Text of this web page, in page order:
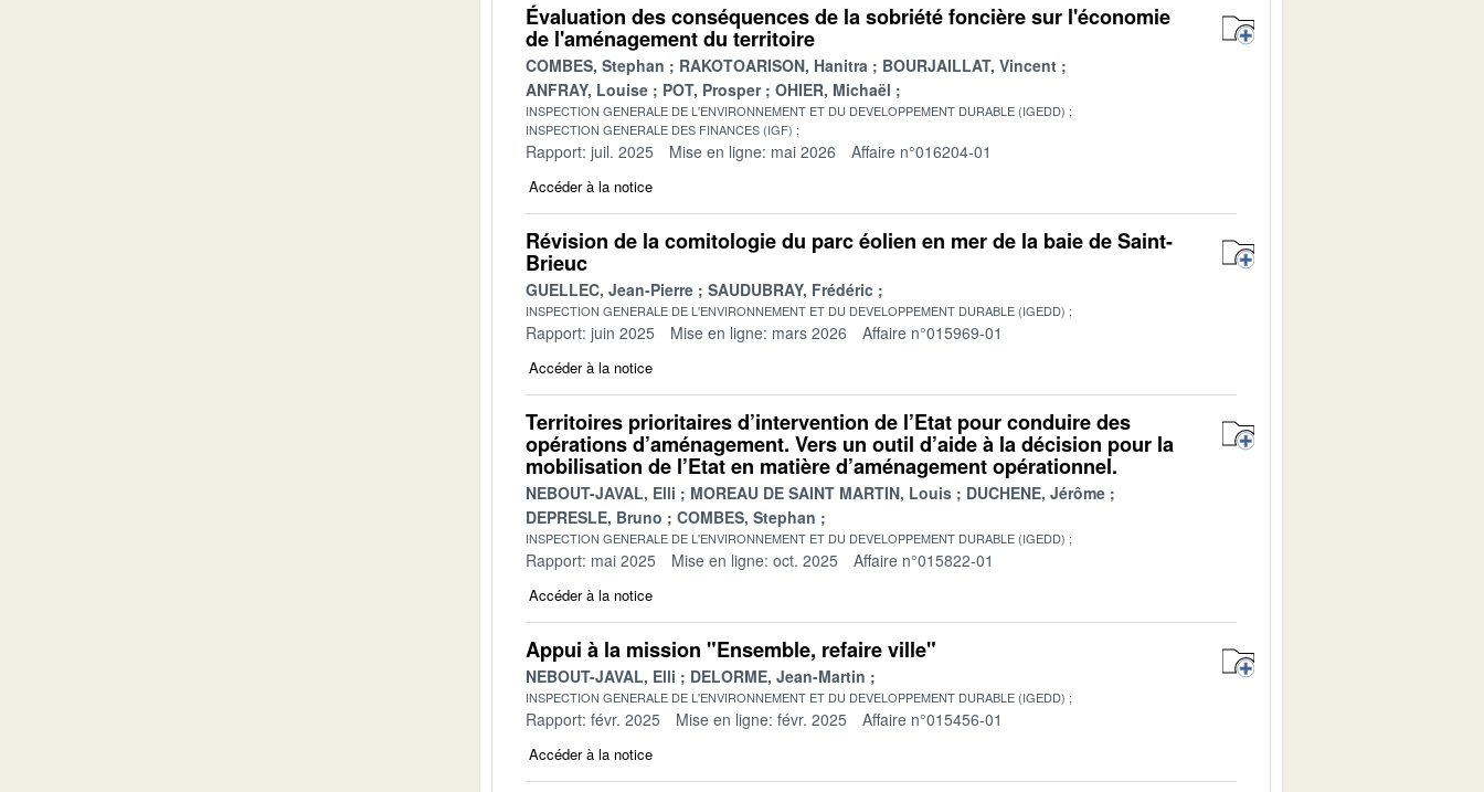
Évaluation des conséquences de la sobriété foncière sur l'économie
de l'aménagement du territoire
COMBES, Stephan RAKOTOARISON, Hanitra
BOURJAILLAT, Vincent
ANFRAY, Louise
POT, Prosper OHIER, Michaël
INSPECTION GENERALE DE L'ENVIRONNEMENT ET DU DEVELOPPEMENT DURABLE (IGEDD)
INSPECTION GENERALE DES FINANCES (IGF)
Rapport: juil. 2025 Mise en ligne: mai 2026 Affaire n°016204-01
Accéder à la notice
Révision de la comitologie du parc éolien en mer de la baie de Saint-
Brieuc
GUELLEC, Jean-Pierre SAUDUBRAY, Frédéric
INSPECTION GENERALE DE L'ENVIRONNEMENT ET DU DEVELOPPEMENT DURABLE (IGEDD)
Rapport: juin 2025 Mise en ligne: mars 2026 Affaire n°015969-01
Accéder à la notice
Territoires prioritaires d’intervention de l’Etat pour conduire des
opérations d’aménagement. Vers un outil d’aide à la décision pour la
mobilisation de l’Etat en matière d’aménagement opérationnel.
NEBOUT-JAVAL, Elli MOREAU DE SAINT MARTIN, Louis
DUCHENE, Jérôme
DEPRESLE, Bruno
COMBES, Stephan
INSPECTION GENERALE DE L'ENVIRONNEMENT ET DU DEVELOPPEMENT DURABLE (IGEDD)
Rapport: mai 2025 Mise en ligne: oct. 2025 Affaire n°015822-01
Accéder à la notice
Appui à la mission "Ensemble, refaire ville"
NEBOUT-JAVAL, Elli DELORME, Jean-Martin
INSPECTION GENERALE DE L'ENVIRONNEMENT ET DU DEVELOPPEMENT DURABLE (IGEDD)
Rapport: févr. 2025 Mise en ligne: févr. 2025 Affaire n°015456-01
Accéder à la notice